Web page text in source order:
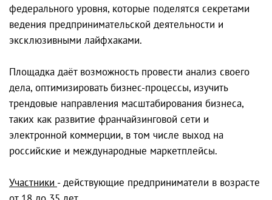
федерального уровня, которые поделятся секретами
ведения предпринимательской деятельности и
эксклюзивными лайфхаками.
Площадка даёт возможность провести анализ своего
дела, оптимизировать бизнес-процессы, изучить
трендовые направления масштабирования бизнеса,
таких как развитие франчайзинговой сети и
электронной коммерции, в том числе выход на
российские и международные маркетплейсы.
Участники - действующие предприниматели в возрасте